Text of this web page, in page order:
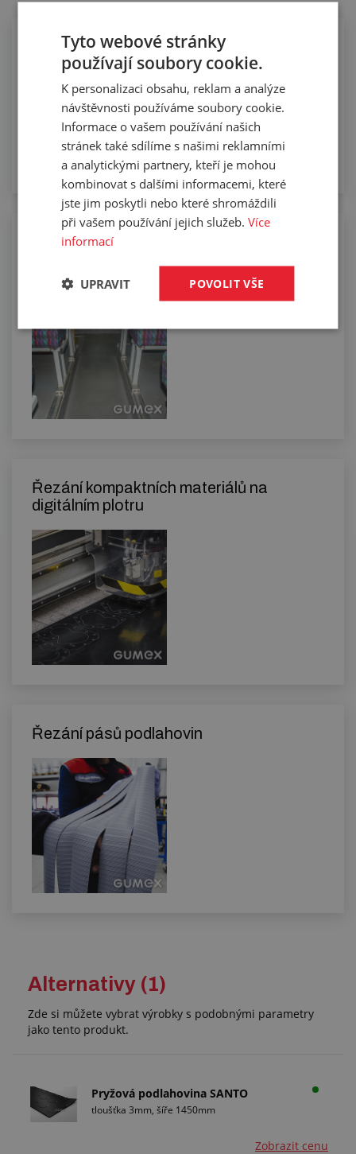
Lepení sendvičů
Řezání dlouhých celků podlahovin na
Řezání kompaktních materiálů na
digitálním plotru
Řezání pásů podlahovin
Alternativy (1)
Zde si můžete vybrat výrobky s podobnými parametry
jako tento produkt.
Pryžová podlahovina SANTO
tloušťka 3mm, šíře 1450mm
Zobrazit cenu
Tyto webové stránky
používají soubory cookie.
K personalizaci obsahu, reklam a analýze
návštěvnosti používáme soubory cookie.
Informace o vašem používání našich
stránek také sdílíme s našimi reklamními
a analytickými partnery, kteří je mohou
kombinovat s dalšími informacemi, které
jste jim poskytli nebo které shromáždili
při vašem používání jejich služeb.Více
informací
POVOLIT VŠE
UPRAVIT